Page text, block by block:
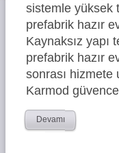
sistemle yüksek
prefabrik hazır
Kaynaksız yapı
prefabrik hazır
sonrası hizmete
Karmod
Devamı